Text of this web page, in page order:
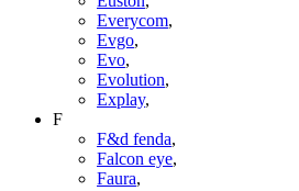
Everycom,
Evgo,
Evo,
Evolution,
Explay,
F
F&d fenda,
Falcon eye,
Faura,